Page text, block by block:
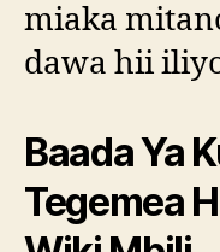
miaka
dawa hii
Baada Ya
Tegemea